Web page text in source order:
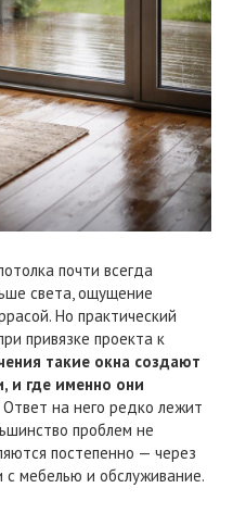
почти всегда
света, ощущение
Но практический
привязке проекта к
такие окна создают
и где именно они
Ответ на него редко лежит
проблем не
постепенно — через
с мебелью и обслуживание.